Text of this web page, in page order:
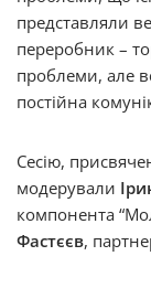
представляли
переробник –
проблеми, але
постійна
Сесію,
модерували
компонента
Фастєєв,